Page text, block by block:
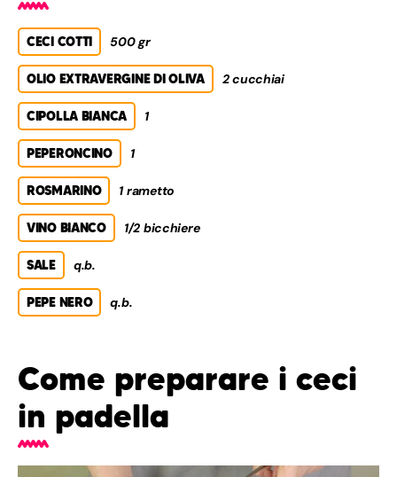
CECI COTTI 500 gr
OLIO EXTRAVERGINE DI OLIVA 2 cucchiai
CIPOLLA BIANCA 1
PEPERONCINO 1
ROSMARINO 1 rametto
VINO BIANCO 1/2 bicchiere
SALE q.b.
PEPE NERO q.b.
Come preparare i ceci
in padella